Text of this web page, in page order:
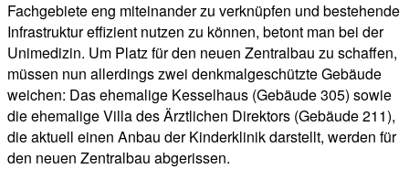
Fachgebiete eng miteinander zu verknüpfen und bestehende
Infrastruktur effizient nutzen zu können, betont man bei der
Unimedizin. Um Platz für den neuen Zentralbau zu schaffen,
müssen nun allerdings zwei denkmalgeschützte Gebäude
weichen: Das ehemalige Kesselhaus (Gebäude 305) sowie
die ehemalige Villa des Ärztlichen Direktors (Gebäude 211),
die aktuell einen Anbau der Kinderklinik darstellt, werden für
den neuen Zentralbau abgerissen.